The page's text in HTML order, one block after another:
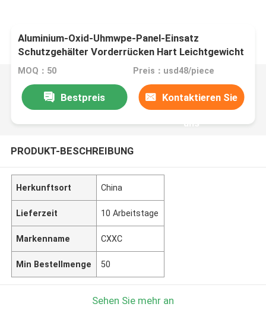
Aluminium-Oxid-Uhmwpe-Panel-Einsatz
Schutzgehälter Vorderrücken Hart Leichtgewicht
Träger Taktische Rüstungsplatte
MOQ：50 Preis：usd48/piece
Bestpreis Kontaktieren Sie
uns
PRODUKT-BESCHREIBUNG
Herkunftsort China
Lieferzeit 10 Arbeitstage
Markenname CXXC
Min Bestellmenge 50
Sehen Sie mehr an